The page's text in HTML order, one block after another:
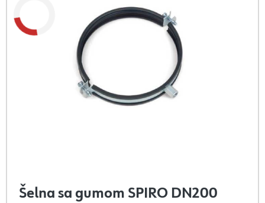
Šelna sa gumom SPIRO DN200